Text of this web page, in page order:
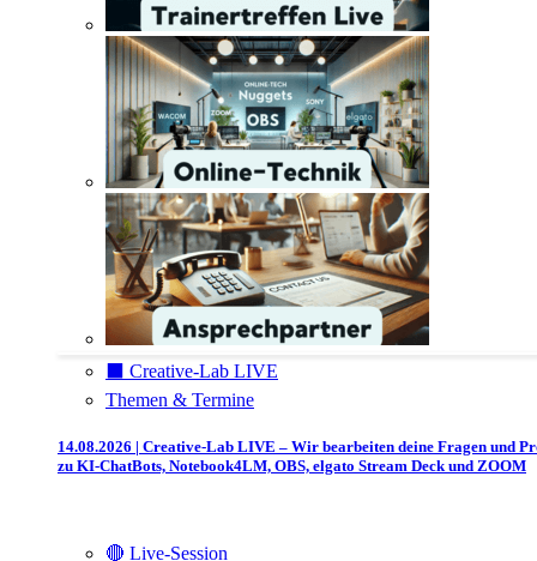
⬛️ Creative-Lab LIVE
Themen & Termine
14.08.2026 | Creative-Lab LIVE – Wir bearbeiten deine Fragen und
zu KI-ChatBots, Notebook4LM, OBS, elgato Stream Deck und ZOOM
🔴 Live-Session